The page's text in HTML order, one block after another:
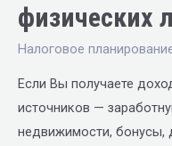
физических
Налоговое
Если Вы получаете
источников —
недвижимости, бонусы,